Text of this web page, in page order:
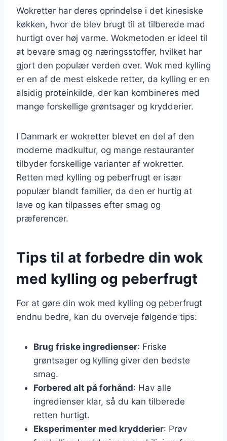
Wokretter har deres oprindelse i det kinesiske
køkken, hvor de blev brugt til at tilberede mad
hurtigt over høj varme. Wokmetoden er ideel til
at bevare smag og næringsstoffer, hvilket har
gjort den populær verden over. Wok med kylling
er en af de mest elskede retter, da kylling er en
alsidig proteinkilde, der kan kombineres med
mange forskellige grøntsager og krydderier.
I Danmark er wokretter blevet en del af den
moderne madkultur, og mange restauranter
tilbyder forskellige varianter af wokretter.
Retten med kylling og peberfrugt er især
populær blandt familier, da den er hurtig at
lave og kan tilpasses efter smag og
præferencer.
Tips til at forbedre din wok
med kylling og peberfrugt
For at gøre din wok med kylling og peberfrugt
endnu bedre, kan du overveje følgende tips:
Brug friske ingredienser: Friske
grøntsager og kylling giver den bedste
smag.
Forbered alt på forhånd: Hav alle
ingredienser klar, så du kan tilberede
retten hurtigt.
Eksperimenter med krydderier: Prøv